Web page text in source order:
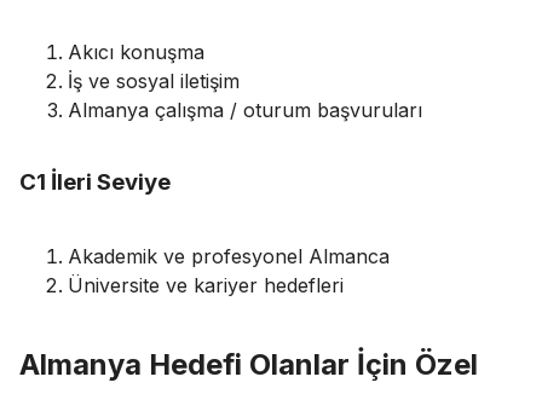
Akıcı konuşma
İş ve sosyal iletişim
Almanya çalışma / oturum başvuruları
C1 İleri Seviye
Akademik ve profesyonel Almanca
Üniversite ve kariyer hedefleri
Almanya Hedefi Olanlar İçin Özel